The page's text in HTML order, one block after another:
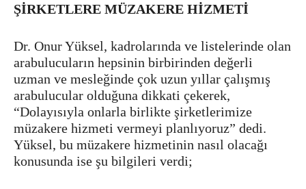
ŞİRKETLERE MÜZAKERE HİZMETİ
Dr. Onur Yüksel, kadrolarında ve listelerinde olan
arabulucuların hepsinin birbirinden değerli
uzman ve mesleğinde çok uzun yıllar çalışmış
arabulucular olduğuna dikkati çekerek,
“Dolayısıyla onlarla birlikte şirketlerimize
müzakere hizmeti vermeyi planlıyoruz” dedi.
Yüksel, bu müzakere hizmetinin nasıl olacağı
konusunda ise şu bilgileri verdi;